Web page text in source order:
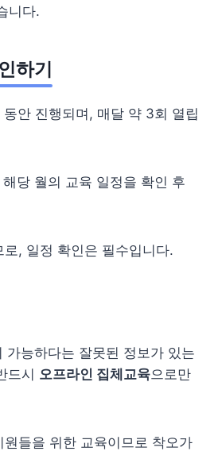
니다.
하기
동안 진행되며, 매달 약 3회 열립
해당 월의 교육 일정을 확인 후
, 일정 확인은 필수입니다.
가능하다는 잘못된 정보가 있는
드시 오프라인 집체교육으로만
들을 위한 교육이므로 착오가